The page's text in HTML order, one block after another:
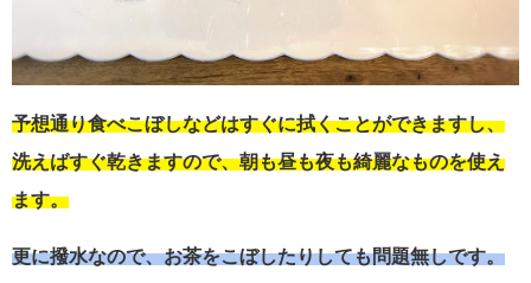
予想通り食べこぼしなどはすぐに拭くことができますし、
洗えばすぐ乾きますので、朝も昼も夜も綺麗なものを使え
ます。
更に撥水なので、お茶をこぼしたりしても問題無しです。